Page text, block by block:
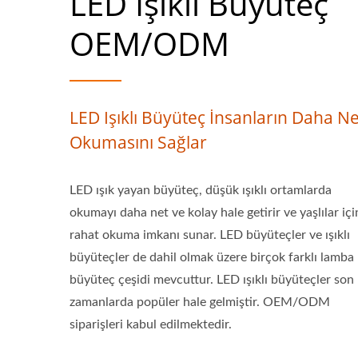
OEM/ODM
LED Işıklı Büyüteç İnsanların Daha
Okumasını Sağlar
LED ışık yayan büyüteç, düşük ışıklı ortamlarda
okumayı daha net ve kolay hale getirir ve yaşlılar
rahat okuma imkanı sunar. LED büyüteçler ve ışıklı
büyüteçler de dahil olmak üzere birçok farklı lamba
büyüteç çeşidi mevcuttur. LED ışıklı büyüteçler son
zamanlarda popüler hale gelmiştir. OEM/ODM
siparişleri kabul edilmektedir.